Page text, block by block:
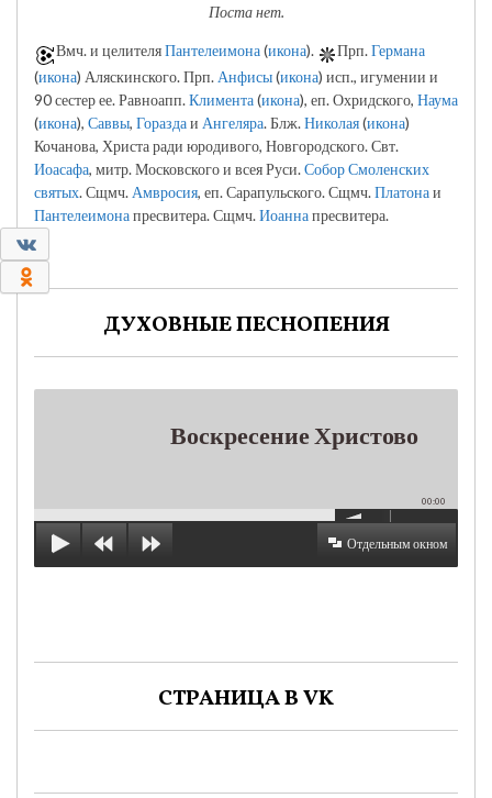
Поста нет.
Вмч. и целителяПантелеимона(икона). Прп.Германа
(икона) Аляскинского. Прп. Анфисы(икона) исп., игумении и
90 сестер ее. Равноапп.Климента(икона), еп. Охридского, Наума
(икона), Саввы, Гораздаи Ангеляра. Блж.Николая(икона)
Кочанова, Христа ради юродивого, Новгородского. Свт.
Иоасафа, митр. Московского и всея Руси.Собор Смоленских
святых. Сщмч. Амвросия, еп. Сарапульского. Сщмч.Платонаи
Пантелеимонапресвитера. Сщмч.Иоаннапресвитера.
ДУХОВНЫЕ ПЕСНОПЕНИЯ
Воскресение Христово
00:00
Отдельным окном
СТРАНИЦА В VK